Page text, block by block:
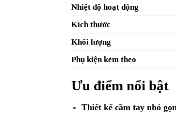
Nhiệt độ hoạt động
Kích thước
Khối lượng
Phụ kiện kèm theo
Ưu điểm nổi bật
Thiết kế cầm tay nhỏ